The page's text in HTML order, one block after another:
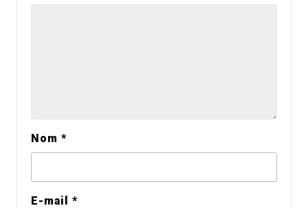
Nom *
E-mail *